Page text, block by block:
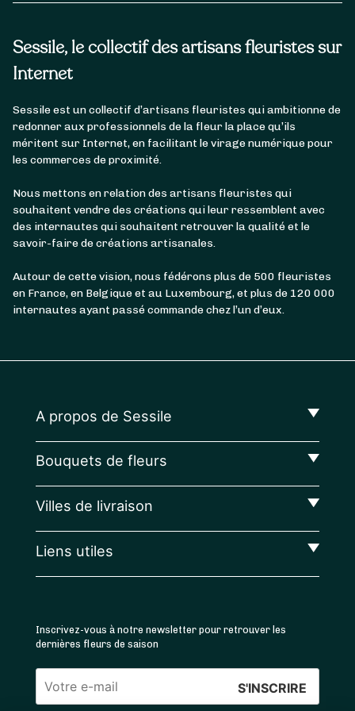
Sessile, le collectif des artisans fleuristes sur
Internet
Sessile est un collectif d’artisans fleuristes qui ambitionne de
redonner aux professionnels de la fleur la place qu’ils
méritent sur Internet, en facilitant le virage numérique pour
les commerces de proximité.
Nous mettons en relation des artisans fleuristes qui
souhaitent vendre des créations qui leur ressemblent avec
des internautes qui souhaitent retrouver la qualité et le
savoir-faire de créations artisanales.
Autour de cette vision, nous fédérons plus de 500 fleuristes
en France, en Belgique et au Luxembourg, et plus de 120 000
internautes ayant passé commande chez l’un d’eux.
A propos de Sessile
Bouquets de fleurs
Villes de livraison
Liens utiles
Inscrivez-vous à notre newsletter pour retrouver les
dernières fleurs de saison